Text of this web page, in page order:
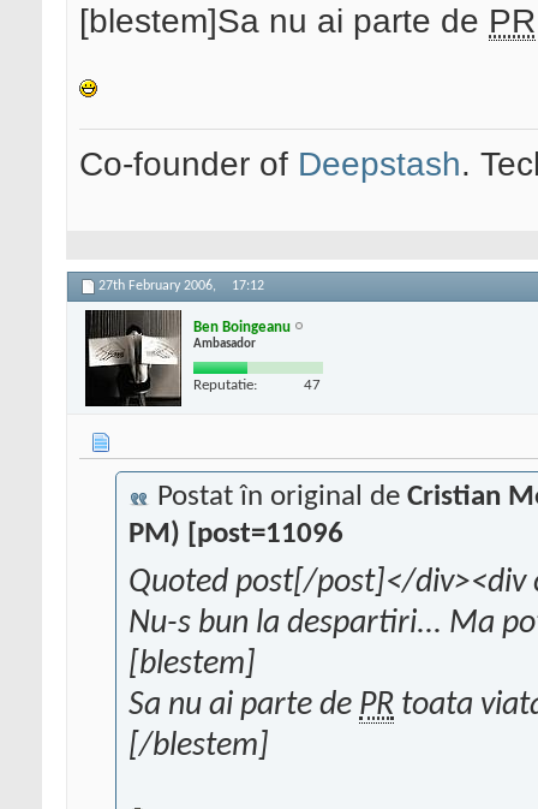
[blestem]Sa nu ai parte de PR
Co-founder of Deepstash.
27th February 2006, 17:12
Ben Boingeanu
Ambasador
Reputatie: 47
Postat în original de Cristian
PM) [post=11096
Quoted post[/post]</div><div
Nu-s bun la despartiri... Ma
[blestem]
Sa nu ai parte de PR toata
[/blestem]